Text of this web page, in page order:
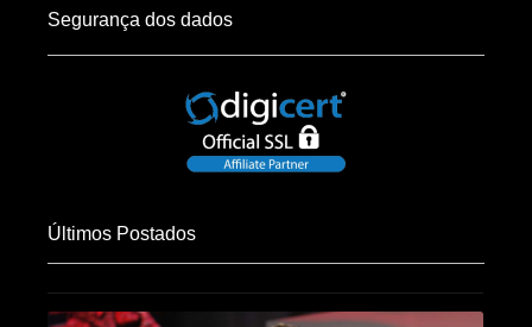
Segurança dos dados
Últimos Postados